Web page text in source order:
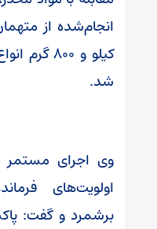
انجام‌شده از
کیلو و
شد.
وی اجرای مستمر
اولویت‌های
برشمرد و گفت: